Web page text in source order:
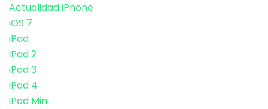
Actualidad iPhone
iOS 7
iPad
iPad 2
iPad 3
iPad 4
iPad Mini